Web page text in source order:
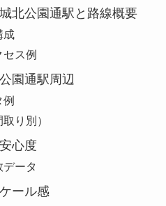
北公園通駅と路線概要
成
セス例
園通駅周辺
例
り別）
心度
ータ
ール感